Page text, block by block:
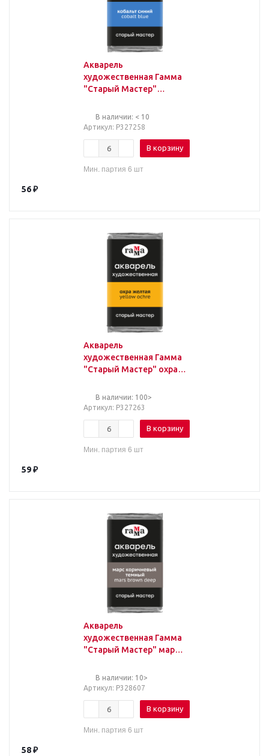
Акварель
художественная Гамма
"Старый Мастер"
кювета
В наличии: < 10
Артикул: Р327258
В корзину
Мин. партия 6 шт
56₽
Акварель
художественная Гамма
"Старый Мастер" охра
В наличии: 100>
Артикул: Р327263
В корзину
Мин. партия 6 шт
59₽
Акварель
художественная Гамма
"Старый Мастер" марс
2,6мл, кювета
В наличии: 10>
Артикул: Р328607
В корзину
Мин. партия 6 шт
58₽